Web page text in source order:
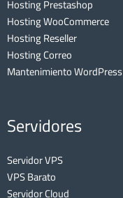
Hosting Prestashop
Hosting WooCommerce
Hosting Reseller
Hosting Correo
Mantenimiento WordPress
Servidores
Servidor VPS
VPS Barato
Servidor Cloud